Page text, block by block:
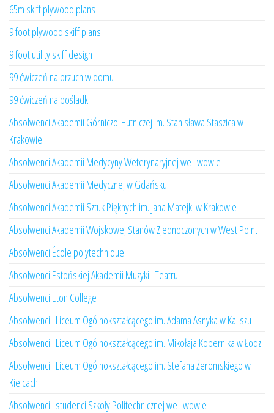
65m skiff plywood plans
9 foot plywood skiff plans
9 foot utility skiff design
99 ćwiczeń na brzuch w domu
99 ćwiczeń na pośladki
Absolwenci Akademii Górniczo-Hutniczej im. Stanisława Staszica w
Krakowie
Absolwenci Akademii Medycyny Weterynaryjnej we Lwowie
Absolwenci Akademii Medycznej w Gdańsku
Absolwenci Akademii Sztuk Pięknych im. Jana Matejki w Krakowie
Absolwenci Akademii Wojskowej Stanów Zjednoczonych w West Point
Absolwenci École polytechnique
Absolwenci Estońskiej Akademii Muzyki i Teatru
Absolwenci Eton College
Absolwenci I Liceum Ogólnokształcącego im. Adama Asnyka w Kaliszu
Absolwenci I Liceum Ogólnokształcącego im. Mikołaja Kopernika w Łodzi
Absolwenci I Liceum Ogólnokształcącego im. Stefana Żeromskiego w
Kielcach
Absolwenci i studenci Szkoły Politechnicznej we Lwowie